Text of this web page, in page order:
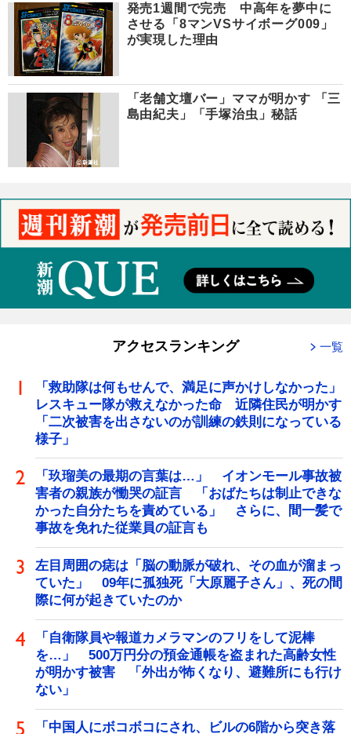
発売1週間で完売 中高年を夢中に
させる「8マンVSサイボーグ009」
が実現した理由
「老舗文壇バー」ママが明かす 「三
島由紀夫」「手塚治虫」秘話
アクセスランキング 一覧
「救助隊は何もせんで、満足に声かけしなかった」
レスキュー隊が救えなかった命 近隣住民が明かす
「二次被害を出さないのが訓練の鉄則になっている
様子」
「玖瑠美の最期の言葉は…」 イオンモール事故被
害者の親族が慟哭の証言 「おばたちは制止できな
かった自分たちを責めている」 さらに、間一髪で
事故を免れた従業員の証言も
左目周囲の痣は「脳の動脈が破れ、その血が溜まっ
ていた」 09年に孤独死「大原麗子さん」、死の間
際に何が起きていたのか
「自衛隊員や報道カメラマンのフリをして泥棒
を…」 500万円分の預金通帳を盗まれた高齢女性
が明かす被害 「外出が怖くなり、避難所にも行け
ない」
「中国人にボコボコにされ、ビルの6階から突き落